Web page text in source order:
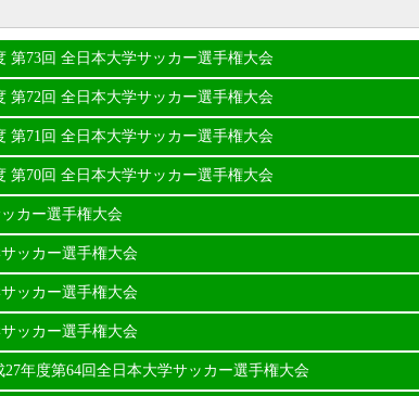
第73回 全日本大学サッカー選手権大会
第72回 全日本大学サッカー選手権大会
第71回 全日本大学サッカー選手権大会
第70回 全日本大学サッカー選手権大会
カー選手権大会
ッカー選手権大会
ッカー選手権大会
ッカー選手権大会
27年度第64回全日本大学サッカー選手権大会